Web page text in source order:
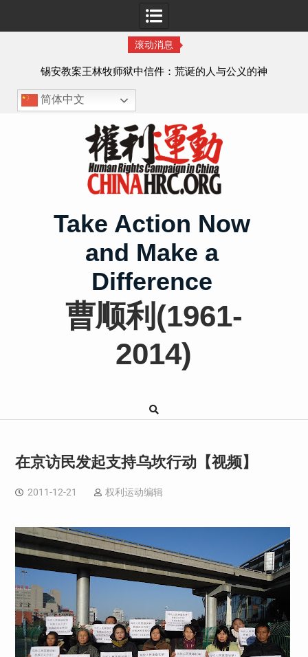
滚动消息
锡安教案王林牧师狱中信件：荒诞的人与公义的神
简体中文
Take Action Now
and Make a
Difference
曹顺利(1961-
2014)
在京访民发起支持乌坎行动【视频】
2011-12-21 权利运动编辑